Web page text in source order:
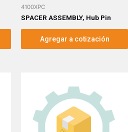
4100XPC
SPACER ASSEMBLY, Hub Pin
Agregar a cotización